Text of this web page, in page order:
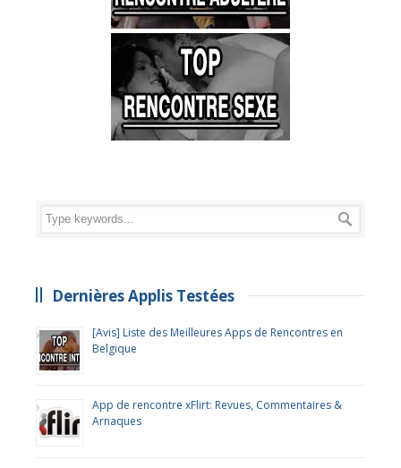
Dernières Applis Testées
[Avis] Liste des Meilleures Apps de Rencontres en
Belgique
App de rencontre xFlirt: Revues, Commentaires &
Arnaques